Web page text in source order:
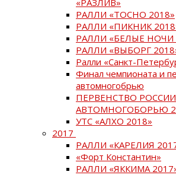
РАЛЛИ «ТОСНО 2018»
РАЛЛИ «ПИКНИК
РАЛЛИ «БЕЛЫЕ НОЧИ
РАЛЛИ «ВЫБОРГ
Ралли «Санкт-
Финал чемпионата и
автомногобрью
ПЕРВЕНСТВО
АВТОМНОГОБОРЬЮ
УТС «АЛХО 2018»
2017
РАЛЛИ «КАРЕЛИЯ
«Форт Константин»
РАЛЛИ «ЯККИМА